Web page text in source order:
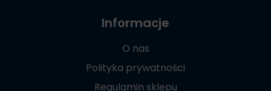
Informacje
O nas
Polityka prywatności
Regulamin sklepu